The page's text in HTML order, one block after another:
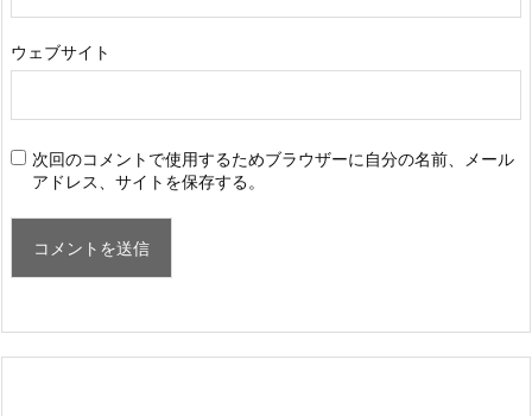
ウェブサイト
次回のコメントで使用するためブラウザーに自分の名前、メール
アドレス、サイトを保存する。